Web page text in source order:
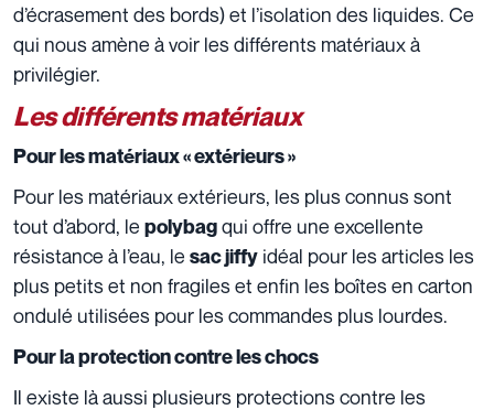
d’écrasement des bords) et l’isolation des liquides. Ce
qui nous amène à voir les différents matériaux à
privilégier.
Les différents matériaux
Pour les matériaux « extérieurs »
Pour les matériaux extérieurs, les plus connus sont
tout d’abord, le polybagqui offre une excellente
résistance à l’eau, le sac jiffy idéal pour les articles les
plus petits et non fragiles et enfin les boîtes en carton
ondulé utilisées pour les commandes plus lourdes.
Pour la protection contre les chocs
Il existe là aussi plusieurs protections contre les